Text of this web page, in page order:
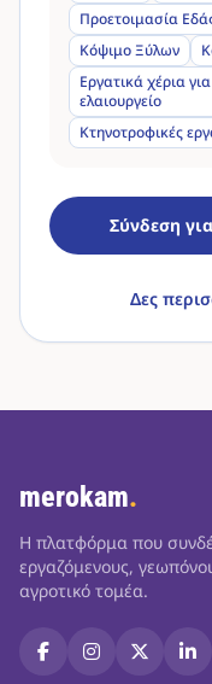
Προετοιμασία
Κόψιμο Ξύλων
Εργατικά χέρια
ελαιουργείο
Κτηνοτροφικές
Σύνδεση
Δες
merokam.
Η πλατφόρμα που
εργαζόμενους,
αγροτικό τομέα.